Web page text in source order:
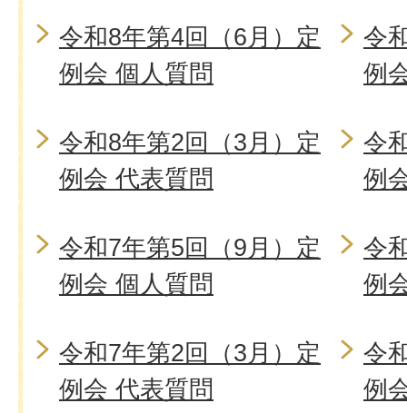
令和8年第4回（6月）定
例会 個人質問
令
例
令和8年第2回（3月）定
例会 代表質問
令
例
令和7年第5回（9月）定
例会 個人質問
令
例
令和7年第2回（3月）定
例会 代表質問
令
例